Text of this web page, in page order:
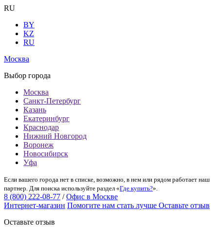
RU
BY
KZ
RU
Москва
Выбор города
Москва
Санкт-Петербург
Казань
Екатеринбург
Краснодар
Нижний Новгород
Воронеж
Новосибирск
Уфа
Если вашего города нет в списке, возможно, в нем или рядом работает наш
партнер. Для поиска используйте раздел «Где купить?».
8 (800) 222-08-77 / Офис в Москве
Интернет-магазин Помогите нам стать лучше Оставьте отзыв
Оставьте отзыв